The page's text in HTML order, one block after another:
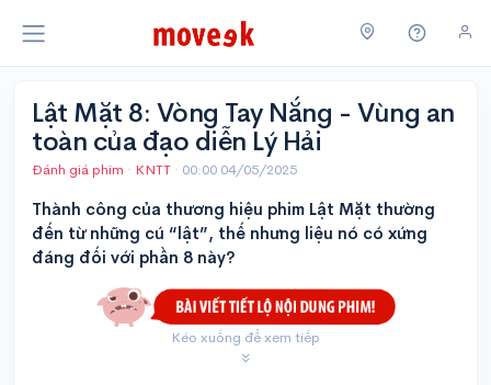
Lật Mặt 8: Vòng Tay Nắng - Vùng an
toàn của đạo diễn Lý Hải
Đánh giá phim · KNTT · 00:00 04/05/2025
Thành công của thương hiệu phim Lật Mặt thường
đến từ những cú “lật”, thế nhưng liệu nó có xứng
đáng đối với phần 8 này?
Kéo xuống để xem tiếp